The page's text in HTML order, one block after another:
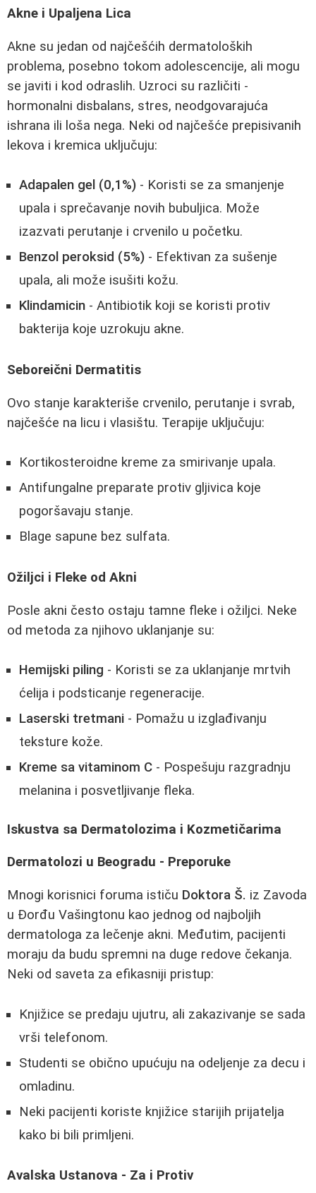
Akne i Upaljena Lica
Akne su jedan od najčešćih dermatoloških
problema, posebno tokom adolescencije, ali mogu
se javiti i kod odraslih. Uzroci su različiti -
hormonalni disbalans, stres, neodgovarajuća
ishrana ili loša nega. Neki od najčešće prepisivanih
lekova i kremica uključuju:
Adapalen gel (0,1%) - Koristi se za smanjenje
upala i sprečavanje novih bubuljica. Može
izazvati perutanje i crvenilo u početku.
Benzol peroksid (5%) - Efektivan za sušenje
upala, ali može isušiti kožu.
Klindamicin - Antibiotik koji se koristi protiv
bakterija koje uzrokuju akne.
Seboreični Dermatitis
Ovo stanje karakteriše crvenilo, perutanje i svrab,
najčešće na licu i vlasištu. Terapije uključuju:
Kortikosteroidne kreme za smirivanje upala.
Antifungalne preparate protiv gljivica koje
pogoršavaju stanje.
Blage sapune bez sulfata.
Ožiljci i Fleke od Akni
Posle akni često ostaju tamne fleke i ožiljci. Neke
od metoda za njihovo uklanjanje su:
Hemijski piling - Koristi se za uklanjanje mrtvih
ćelija i podsticanje regeneracije.
Laserski tretmani - Pomažu u izglađivanju
teksture kože.
Kreme sa vitaminom C - Pospešuju razgradnju
melanina i posvetljivanje fleka.
Iskustva sa Dermatolozima i Kozmetičarima
Dermatolozi u Beogradu - Preporuke
Mnogi korisnici foruma ističu Doktora Š. iz Zavoda
u Đorđu Vašingtonu kao jednog od najboljih
dermatologa za lečenje akni. Međutim, pacijenti
moraju da budu spremni na duge redove čekanja.
Neki od saveta za efikasniji pristup:
Knjižice se predaju ujutru, ali zakazivanje se sada
vrši telefonom.
Studenti se obično upućuju na odeljenje za decu i
omladinu.
Neki pacijenti koriste knjižice starijih prijatelja
kako bi bili primljeni.
Avalska Ustanova - Za i Protiv